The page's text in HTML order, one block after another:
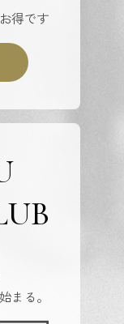
得です
まる。